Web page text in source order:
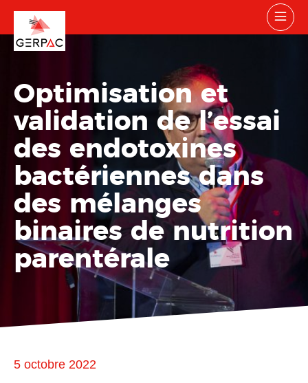
Optimisation et
validation de l’essai
des endotoxines
bactériennes dans
des mélanges
binaires de nutrition
parentérale
5 octobre 2022